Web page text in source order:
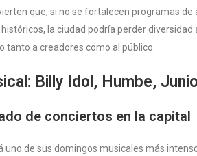
que, si no se fortalecen programas
la ciudad podría perder
a creadores como al público.
Billy Idol, Humbe,
de conciertos en la capital
uno de sus domingos musicales más